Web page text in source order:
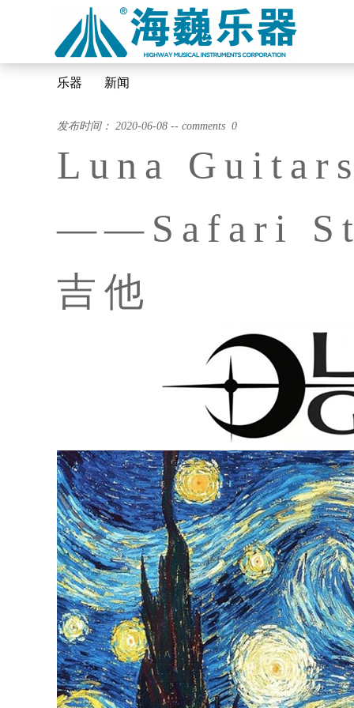
乐器 新闻
发布时间： 2020-06-08 -- comments 0
Luna
——Safari
吉他